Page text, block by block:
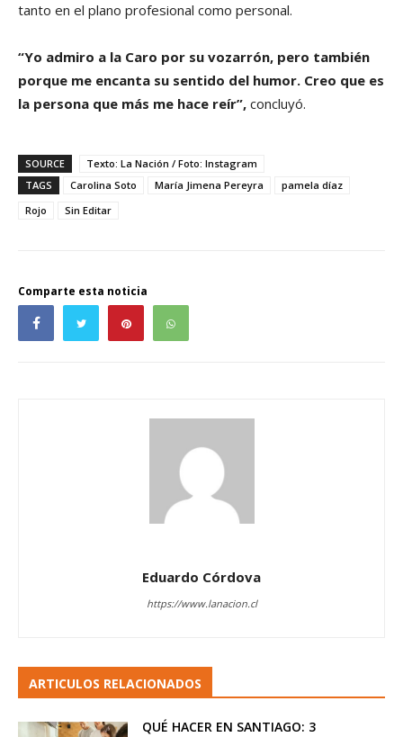
tanto en el plano profesional como personal.
“Yo admiro a la Caro por su vozarrón, pero también
porque me encanta su sentido del humor. Creo que es
la persona que más me hace reír”, concluyó.
SOURCE
Texto: La Nación / Foto: Instagram
TAGS
Carolina Soto María Jimena Pereyra
pamela díaz
Rojo
Sin Editar
Comparte esta noticia
Eduardo Córdova
https://www.lanacion.cl
ARTICULOS RELACIONADOS
QUÉ HACER EN SANTIAGO: 3